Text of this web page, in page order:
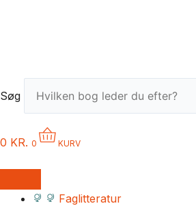
Søg
0 KR. 0 KURV
Faglitteratur